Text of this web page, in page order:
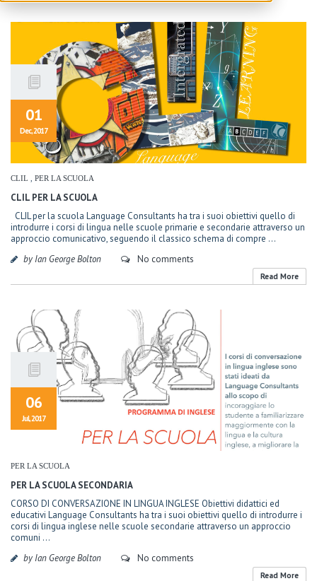
01
Dec, 2017
CLIL PER LA SCUOLA
CLIL PER LA SCUOLA
CLIL per la scuola Language Consultants ha tra i suoi obiettivi quello di
introdurre i corsi di lingua nelle scuole primarie e secondarie attraverso un
approccio comunicativo, seguendo il classico schema di compre ...
by Ian George Bolton
No comments
Read More
06
Jul, 2017
PER LA SCUOLA
PER LA SCUOLA SECONDARIA
CORSO DI CONVERSAZIONE IN LINGUA INGLESE Obiettivi didattici ed
educativi Language Consultants ha tra i suoi obiettivi quello di introdurre i
corsi di lingua inglese nelle scuole secondarie attraverso un approccio
comuni ...
by Ian George Bolton
No comments
Read More